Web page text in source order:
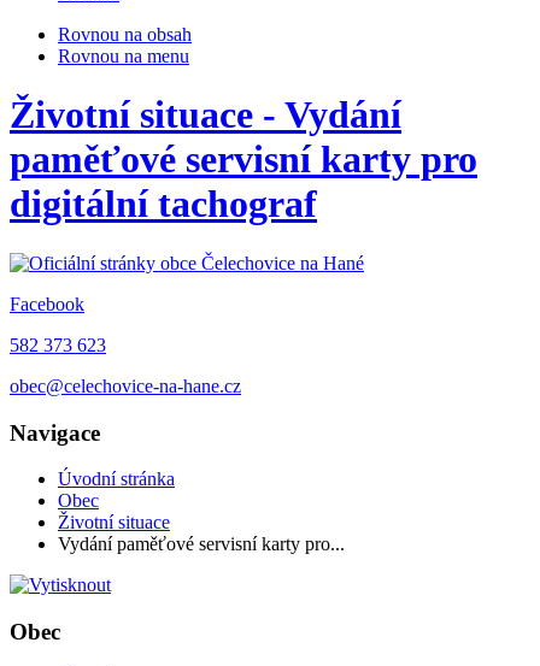
Rovnou na obsah
Rovnou na menu
Životní situace - Vydání
paměťové servisní karty pro
digitální tachograf
Facebook
582 373 623
obec@celechovice-na-hane.cz
Navigace
Úvodní stránka
Obec
Životní situace
Vydání paměťové servisní karty pro...
Obec